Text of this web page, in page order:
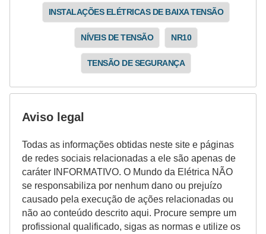
INSTALAÇÕES ELÉTRICAS DE BAIXA TENSÃO
NÍVEIS DE TENSÃO NR10
TENSÃO DE SEGURANÇA
Aviso legal
Todas as informações obtidas neste site e páginas
de redes sociais relacionadas a ele são apenas de
caráter INFORMATIVO. O Mundo da Elétrica NÃO
se responsabiliza por nenhum dano ou prejuízo
causado pela execução de ações relacionadas ou
não ao conteúdo descrito aqui. Procure sempre um
profissional qualificado, sigas as normas e utilize os